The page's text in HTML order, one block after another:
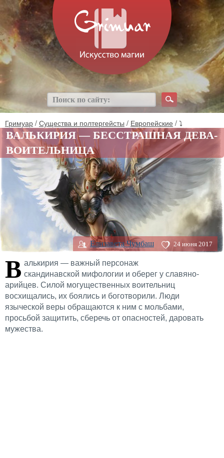
Гримуар / Существа и полтергейсты / Европейские / ⤵
ВАЛЬКИРИЯ — БЕССТРАШНАЯ ДЕВА-
ВОИТЕЛЬНИЦА
Елизавета Чумбаш 24 июня 2017
В алькирия — важный персонаж
скандинавской мифологии и оберег у славяно-
арийцев. Силой могущественных воительниц
восхищались, их боялись и боготворили. Люди
языческой веры обращаются к ним с мольбами,
просьбой защитить, сберечь от опасностей, даровать
мужества.